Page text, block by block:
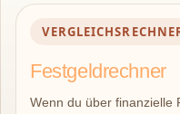
Festgeldrechner
Wenn du über finanzielle